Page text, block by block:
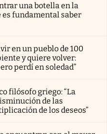
una botella en la
es fundamental saber
en un pueblo de 100
y quiere volver:
perdí en soledad”
filósofo griego: “La
de las
de los deseos”